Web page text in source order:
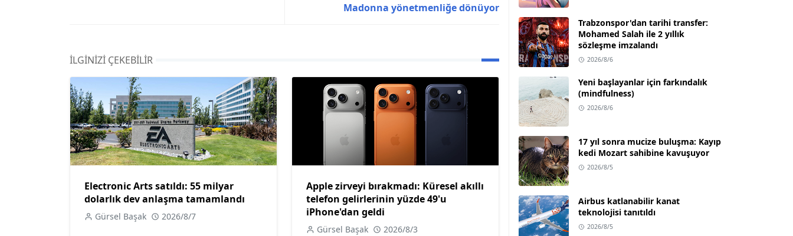
Madonna yönetmenliğe dönüyor
İLGINIZI ÇEKEBILIR
Electronic Arts satıldı: 55 milyar
dolarlık dev anlaşma tamamlandı
Gürsel Başak 2026/8/7
Apple zirveyi bırakmadı: Küresel akıllı
telefon gelirlerinin yüzde 49'u
iPhone'dan geldi
Gürsel Başak 2026/8/3
Trabzonspor'dan tarihi transfer:
Mohamed Salah ile 2 yıllık
sözleşme imzalandı
2026/8/6
Yeni başlayanlar için farkındalık
(mindfulness)
2026/8/6
17 yıl sonra mucize buluşma: Kayıp
kedi Mozart sahibine kavuşuyor
2026/8/5
Airbus katlanabilir kanat
teknolojisi tanıtıldı
2026/8/5